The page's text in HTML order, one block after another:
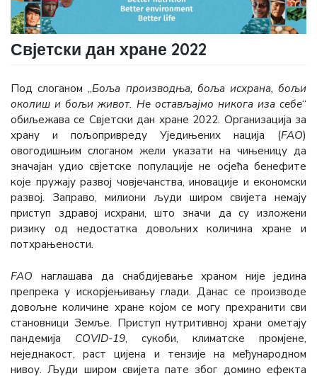
Свјетски дан хране 2022
Под слоганом „Боља производња, боља исхрана, бољи
околиш и бољи живот. Не остављајмо никога иза себе“
обиљежава се Свјетски дан хране 2022. Организација за
храну и пољопривреду Уједињених нација (FАО)
овогодишњим слоганом жели указати на чињеницу да
значајан удио свјетске популације не осјећа бенефите
које пружају развој човјечанства, иновације и економски
развој. Заправо, милиони људи широм свијета немају
приступ здравој исхрани, што значи да су изложени
ризику од недостатка довољних количина хране и
потхрањености.
FАО наглашава да снабдијевање храном није једина
препрека у искорјењивању глади. Данас се производе
довољне количине хране којом се могу прехранити сви
становници Земље. Приступ нутритивној храни ометају
пандемија COVID-19, сукоби, климатске промјене,
неједнакост, раст цијена и тензије на међународном
нивоу. Људи широм свијета пате због домино ефекта